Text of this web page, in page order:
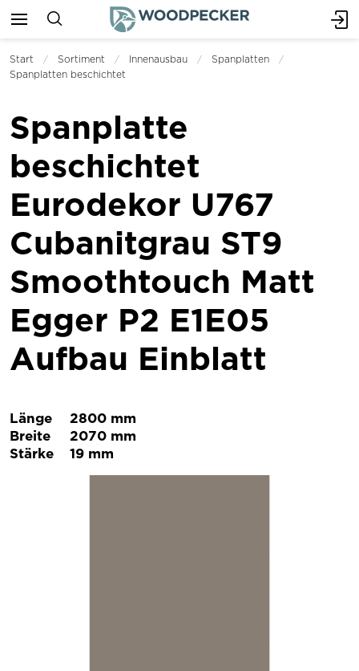
Start Sortiment Innenausbau
Spanplatten
Spanplatten beschichtet
Spanplatte
beschichtet
Eurodekor U767
Cubanitgrau ST9
Smoothtouch Matt
Egger P2 E1E05
Aufbau Einblatt
Länge
2800 mm
Breite
2070 mm
Stärke
19 mm